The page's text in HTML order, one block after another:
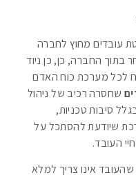
עובדים מחוץ לחברה
בתוך החברה, כן, כן ניוד
לכל מערכת כוח האדם
שחסרה רכיב של ניהול
סיבות טכניות,
שיודעת להסתכל על
העובד.
אינו צריך למלא